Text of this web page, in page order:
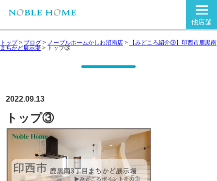
他店舗
トップ> ブログ > ノーブルホームかしわ沼南店 > 【みどころ紹介③】印西市鹿黒南
まちかど展示場 > トップ③
2022.09.13
トップ③